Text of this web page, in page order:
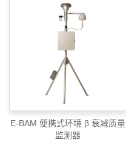
E-BAM 便携式环境 β 衰减质量
监测器